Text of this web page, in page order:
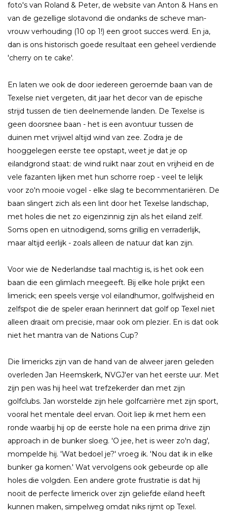
foto's van Roland & Peter, de website van Anton & Hans en
van de gezellige slotavond die ondanks de scheve man-
vrouw verhouding (10 op 1!) een groot succes werd. En ja,
dan is ons historisch goede resultaat een geheel verdiende
'cherry on te cake'.
En laten we ook de door iedereen geroemde baan van de
Texelse niet vergeten, dit jaar het decor van de epische
strijd tussen de tien deelnemende landen. De Texelse is
geen doorsnee baan - het is een avontuur tussen de
duinen met vrijwel altijd wind van zee. Zodra je de
hooggelegen eerste tee opstapt, weet je dat je op
eilandgrond staat: de wind ruikt naar zout en vrijheid en de
vele fazanten lijken met hun schorre roep - veel te lelijk
voor zo'n mooie vogel - elke slag te becommentariëren. De
baan slingert zich als een lint door het Texelse landschap,
met holes die net zo eigenzinnig zijn als het eiland zelf.
Soms open en uitnodigend, soms grillig en verraderlijk,
maar altijd eerlijk - zoals alleen de natuur dat kan zijn.
Voor wie de Nederlandse taal machtig is, is het ook een
baan die een glimlach meegeeft. Bij elke hole prijkt een
limerick; een speels versje vol eilandhumor, golfwijsheid en
zelfspot die de speler eraan herinnert dat golf op Texel niet
alleen draait om precisie, maar ook om plezier. En is dat ook
niet het mantra van de Nations Cup?
Die limericks zijn van de hand van de alweer jaren geleden
overleden Jan Heemskerk, NVGJ'er van het eerste uur. Met
zijn pen was hij heel wat trefzekerder dan met zijn
golfclubs. Jan worstelde zijn hele golfcarrière met zijn sport,
vooral het mentale deel ervan. Ooit liep ik met hem een
ronde waarbij hij op de eerste hole na een prima drive zijn
approach in de bunker sloeg. 'O jee, het is weer zo'n dag',
mompelde hij. 'Wat bedoel je?' vroeg ik. 'Nou dat ik in elke
bunker ga komen.' Wat vervolgens ook gebeurde op alle
holes die volgden. Een andere grote frustratie is dat hij
nooit de perfecte limerick over zijn geliefde eiland heeft
kunnen maken, simpelweg omdat niks rijmt op Texel.